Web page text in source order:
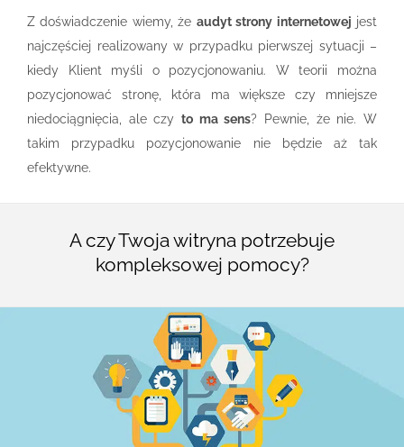
Z doświadczenie wiemy, że audyt strony internetowej jest
najczęściej realizowany w przypadku pierwszej sytuacji –
kiedy Klient myśli o pozycjonowaniu. W teorii można
pozycjonować stronę, która ma większe czy mniejsze
niedociągnięcia, ale czy to ma sens? Pewnie, że nie. W
takim przypadku pozycjonowanie nie będzie aż tak
efektywne.
A czy Twoja witryna potrzebuje
kompleksowej pomocy?